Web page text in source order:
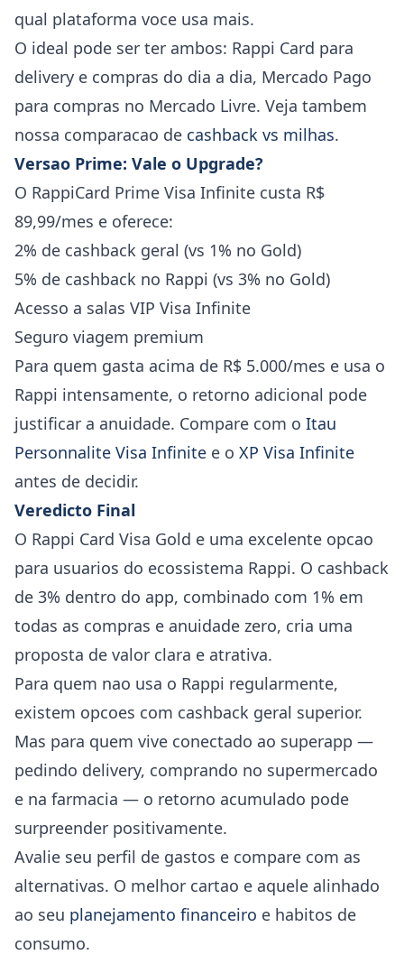
qual plataforma voce usa mais.
O ideal pode ser ter ambos: Rappi Card para
delivery e compras do dia a dia, Mercado Pago
para compras no Mercado Livre. Veja tambem
nossa comparacao de cashback vs milhas.
Versao Prime: Vale o Upgrade?
O RappiCard Prime Visa Infinite custa R$
89,99/mes e oferece:
2% de cashback geral (vs 1% no Gold)
5% de cashback no Rappi (vs 3% no Gold)
Acesso a salas VIP Visa Infinite
Seguro viagem premium
Para quem gasta acima de R$ 5.000/mes e usa o
Rappi intensamente, o retorno adicional pode
justificar a anuidade. Compare com o Itau
Personnalite Visa Infinite e o XP Visa Infinite
antes de decidir.
Veredicto Final
O Rappi Card Visa Gold e uma excelente opcao
para usuarios do ecossistema Rappi. O cashback
de 3% dentro do app, combinado com 1% em
todas as compras e anuidade zero, cria uma
proposta de valor clara e atrativa.
Para quem nao usa o Rappi regularmente,
existem opcoes com cashback geral superior.
Mas para quem vive conectado ao superapp —
pedindo delivery, comprando no supermercado
e na farmacia — o retorno acumulado pode
surpreender positivamente.
Avalie seu perfil de gastos e compare com as
alternativas. O melhor cartao e aquele alinhado
ao seu planejamento financeiro e habitos de
consumo.